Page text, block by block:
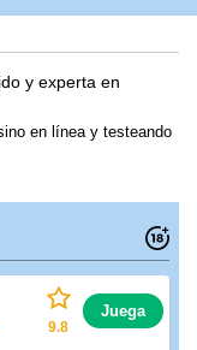
y experta en
en línea y testeando
9.8
Juega